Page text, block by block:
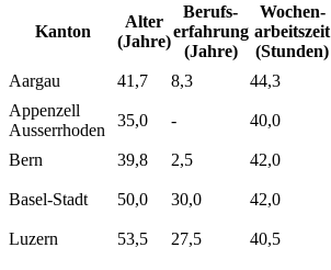
Kanton
Alter
(Jahre)
Berufs­
erfahrung
(Jahre)
Wochen­
arbeitszeit
(Stunden)
Aargau 41,7 8,3 44,3
Appenzell
Ausserrhoden
35,0 - 40,0
Bern
39,8 2,5 42,0
Basel-Stadt
50,0 30,0 42,0
Luzern
53,5 27,5 40,5